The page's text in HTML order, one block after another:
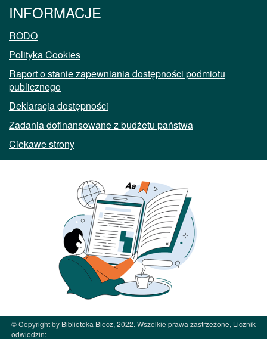
INFORMACJE
RODO
Polityka Cookies
Raport o stanie zapewniania dostępności podmiotu
publicznego
Deklaracja dostępności
Zadania dofinansowane z budżetu państwa
Ciekawe strony
© Copyright by Biblioteka Biecz, 2022. Wszelkie prawa zastrzeżone, Licznik
odwiedzin: